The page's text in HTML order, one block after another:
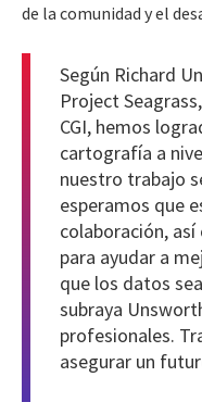
de la comunidad y el
Según Richard
Project
CGI, hemos
cartografía a
nuestro trabajo
esperamos que
colaboración,
para ayudar a
que los datos
subraya
profesionales.
asegurar un